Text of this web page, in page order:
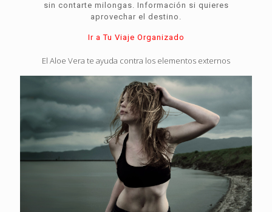
sin contarte milongas. Información si quieres
aprovechar el destino.
Ir a Tu Viaje Organizado
El Aloe Vera te ayuda contra los elementos externos